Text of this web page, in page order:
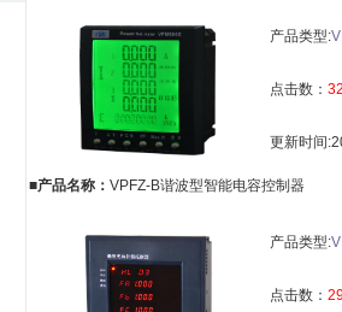
产品类型:
点击数：
更新时间
■产品名称： VPFZ-B谐波型智能电容控制器
产品类型:
点击数：